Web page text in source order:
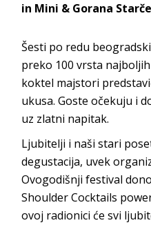
in Mini & Gorana
Šesti po redu
preko 100 vrsta
koktel majstori
ukusa. Goste očekuju i
uz zlatni napitak.
Ljubitelji i naši stari
degustacija, uvek
Ovogodišnji festival
Shoulder Cocktails
ovoj radionici će svi